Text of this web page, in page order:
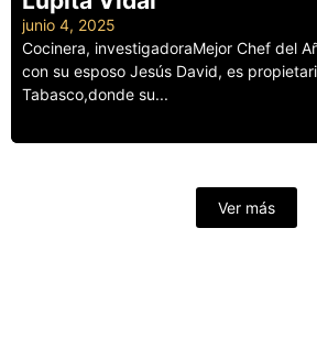
junio 4, 2025
Cocinera, investigadoraMejor Chef del
con su esposo Jesús David, es
Tabasco,donde su...
Ver más